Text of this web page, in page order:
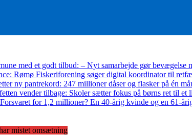
med et godt tilbud: – Nyt samarbejde gør bevægelse
Rømø Fiskeriforening søger digital koordinator til
ny pantrekord: 247 millioner dåser og flasker på én
vender tilbage: Skoler sætter fokus på børns ret til et
for 1,2 millioner? En 40-årig kvinde og en 61-
mistet omsætning